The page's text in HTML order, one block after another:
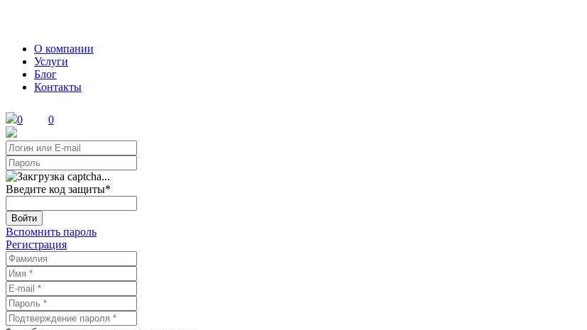
О компании
Услуги
Блог
Контакты
0 0
Введите код защиты*
Войти
Вспомнить пароль
Регистрация